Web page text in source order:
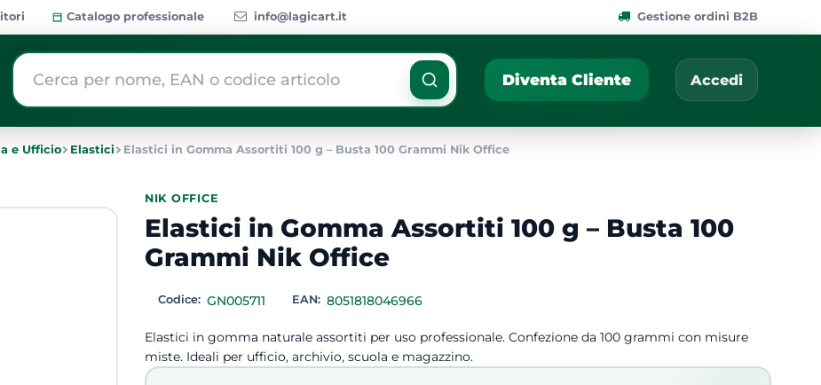
Catalogo professionale info@lagicart.it Gestione ordini B2B
La modifica di un filtro aggiorna automaticamente gli altri filtri disponibili. Cerca per nome,
Diventa Cliente Accedi
e Ufficio Elastici Elastici in Gomma Assortiti 100 g – Busta 100 Grammi Nik Office
NIK OFFICE
Elastici in Gomma Assortiti 100 g – Busta 100
Grammi Nik Office
Codice: GN005711 EAN: 8051818046966
Elastici in gomma naturale assortiti per uso professionale. Confezione da 100 grammi con misure
miste. Ideali per ufficio, archivio, scuola e magazzino.